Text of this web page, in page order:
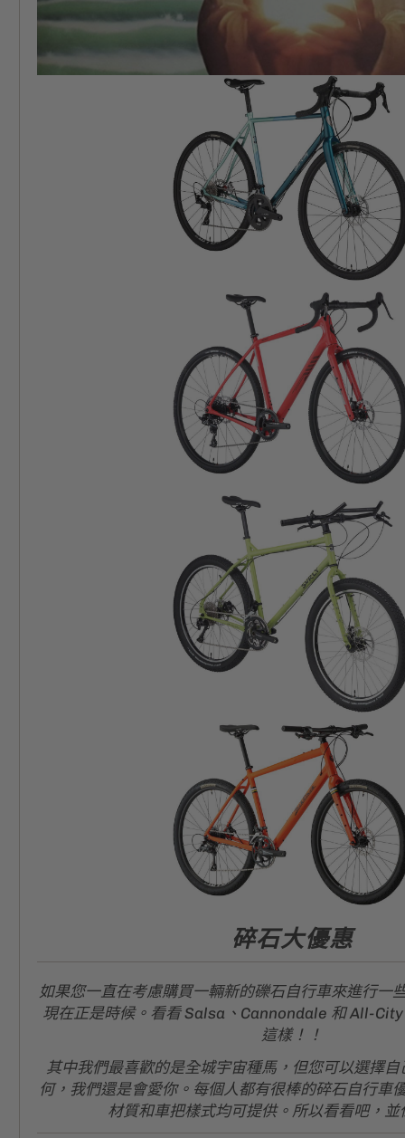
碎石大優惠
如果您一直在考慮購買一輛新的礫石自行車來進行一
現在正是時候。看看 Salsa、Cannondale 和 All-
這樣！！
其中我們最喜歡的是全城宇宙種馬，但您可以選擇
何，我們還是會愛你。每個人都有很棒的碎石自行車
材質和車把樣式均可提供。所以看看吧，並